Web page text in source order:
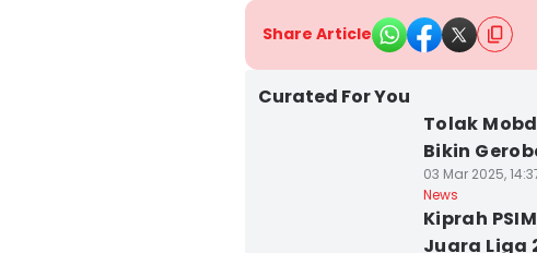
Share Article
Curated For You
Tolak
Bikin
03 Mar 2025,
News
Kiprah
Juara Liga